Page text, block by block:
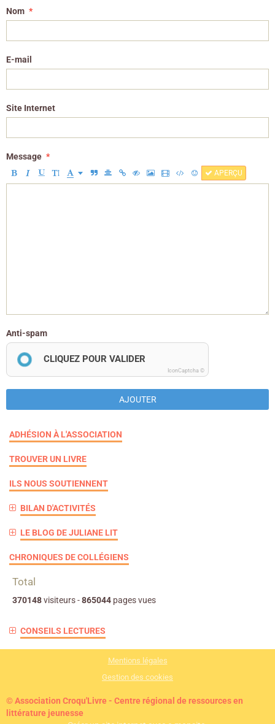
Nom
E-mail
Site Internet
Message
APERÇU
Anti-spam
CLIQUEZ POUR VALIDER
IconCaptcha ©
AJOUTER
ADHÉSION À L'ASSOCIATION
TROUVER UN LIVRE
ILS NOUS SOUTIENNENT
BILAN D'ACTIVITÉS
LE BLOG DE JULIANE LIT
CHRONIQUES DE COLLÉGIENS
Total
370148visiteurs -865044 pages vues
CONSEILS LECTURES
Mentions légales
Gestion des cookies
© Association Croqu'Livre - Centre régional de ressources en
littérature jeunesse